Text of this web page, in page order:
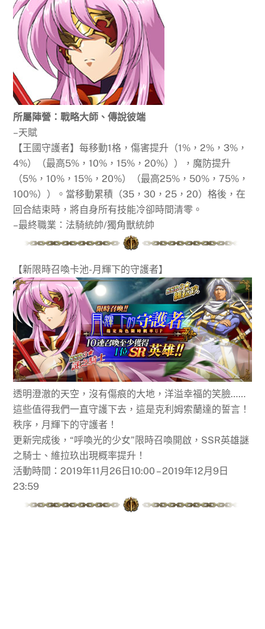
所屬陣營：戰略大師、傳說彼端
–天賦
【王國守護者】每移動1格，傷害提升（1%，2%，3%，
4%）（最高5%，10%，15%，20%）），魔防提升
（5%，10%，15%，20%）（最高25%，50%，75%，
100%））。當移動累積（35，30，25，20）格後，在
回合結束時，將自身所有技能冷卻時間清零。
–最終職業：法騎統帥/獨角獸統帥
【新限時召喚卡池-月輝下的守護者】
透明澄澈的天空，沒有傷痕的大地，洋溢幸福的笑臉……
這些值得我們一直守護下去，這是克利姆索蘭達的誓言！
秩序，月輝下的守護者！
更新完成後，“呼喚光的少女”限時召喚開啟，SSR英雄謎
之騎士、維拉玖出現概率提升！
活動時間：2019年11月26日10:00 – 2019年12月9日
23:59